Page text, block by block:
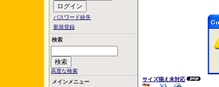
パスワード紛失
新規登録
検索
高度な検索
メインメニュー
サイズ揃え未対応